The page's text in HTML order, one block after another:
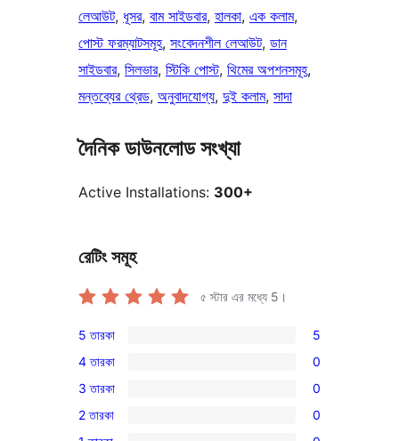
লেআউট, ধূসর, বাম সাইডবার, হালকা, এক কলাম
পোস্ট ফরম্যাটসমূহ, সংবেদনশীল লেআউট, ডান
সাইডবার, সিলভার, স্টিকি পোস্ট, থিমের অপশনসমূহ
মন্তব্যের থ্রেড, অনুবাদযোগ্য, দুই কলাম, সাদা
দৈনিক ডাউনলোড সংখ্যা
Active Installations: 300+
রেটিং সমূহ
৫ স্টার এর মধ্যে 5 ।
5টি
5-
স্টার
রিভিউ
5 তারকা 5
0টি
4-
স্টার
4 তারকা 0
0টি
3-
3 তারকা 0
0টি
2 তারকা
0